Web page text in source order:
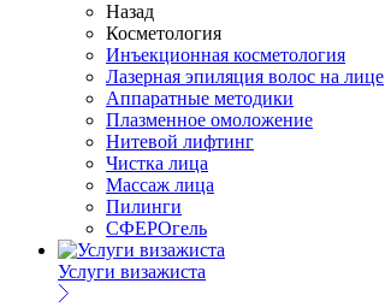
Назад
Косметология
Инъекционная косметология
Лазерная эпиляция волос на лице
Аппаратные методики
Плазменное омоложение
Нитевой лифтинг
Чистка лица
Массаж лица
Пилинги
СФЕРОгель
Услуги визажиста